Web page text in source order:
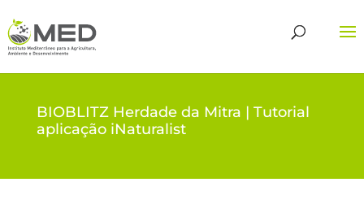
BIOBLITZ Herdade da Mitra | Tutorial
aplicação iNaturalist